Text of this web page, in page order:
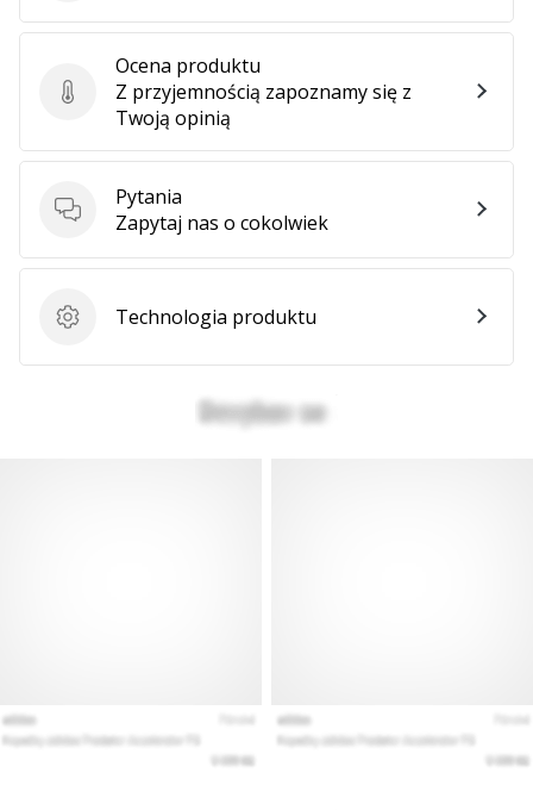
Ocena produktu
Ocena produktu
Z przyjemnością zapoznamy się z
Twoją opinią
Pytania
Pytania
Zapytaj nas o cokolwiek
Technologia produktu
Technologia produktu